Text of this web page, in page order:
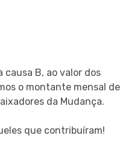
causa B, ao valor dos
o montante mensal de
da Mudança.
que contribuíram!